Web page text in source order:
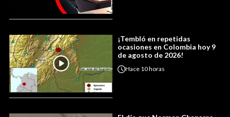
¡Tembló en repetidas
ocasiones en Colombia hoy 9
de agosto de 2026!
Hace 10 horas